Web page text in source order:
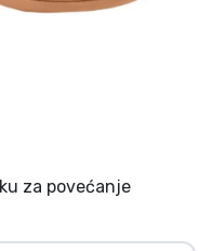
za povećanje